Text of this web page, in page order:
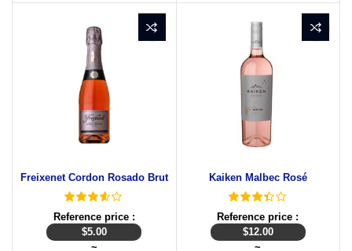
Freixenet Cordon Rosado Brut
Reference price :
$5.00
~
Kaiken Malbec Rosé
Reference price :
$12.00
~